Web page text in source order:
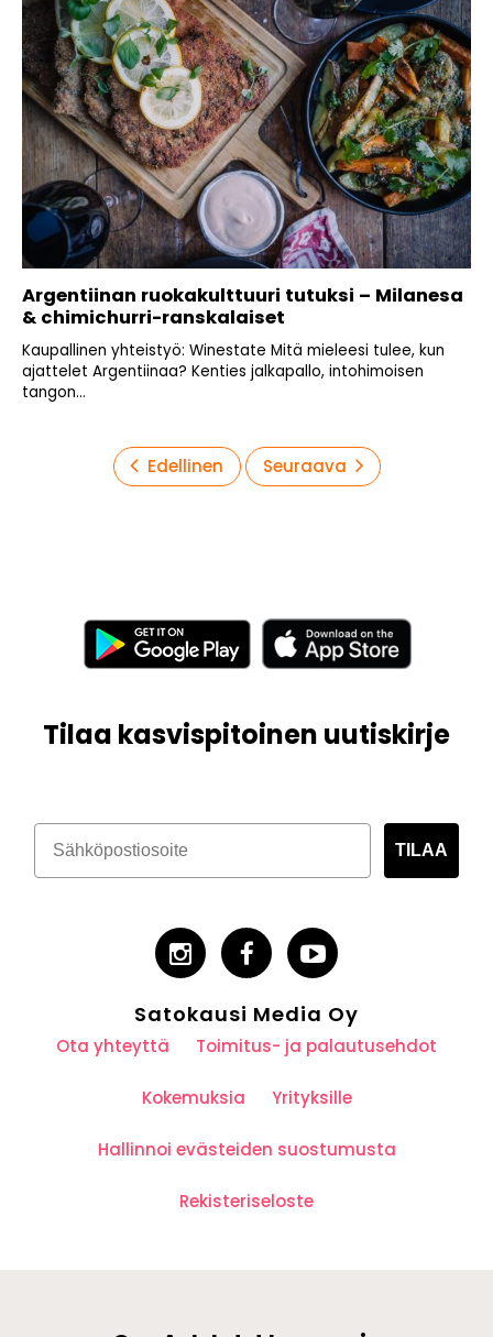
Argentiinan ruokakulttuuri tutuksi – Milanesa
& chimichurri-ranskalaiset
Kaupallinen yhteistyö: Winestate Mitä mieleesi tulee, kun
ajattelet Argentiinaa? Kenties jalkapallo, intohimoisen
tangon...
ArtikkelienEdellinen Seuraava
Tilaa kasvispitoinen uutiskirje
TILAA
Satokausi Media Oy
Ota yhteyttä Toimitus- ja palautusehdot
Kokemuksia Yrityksille
Hallinnoi evästeiden suostumusta
Rekisteriseloste